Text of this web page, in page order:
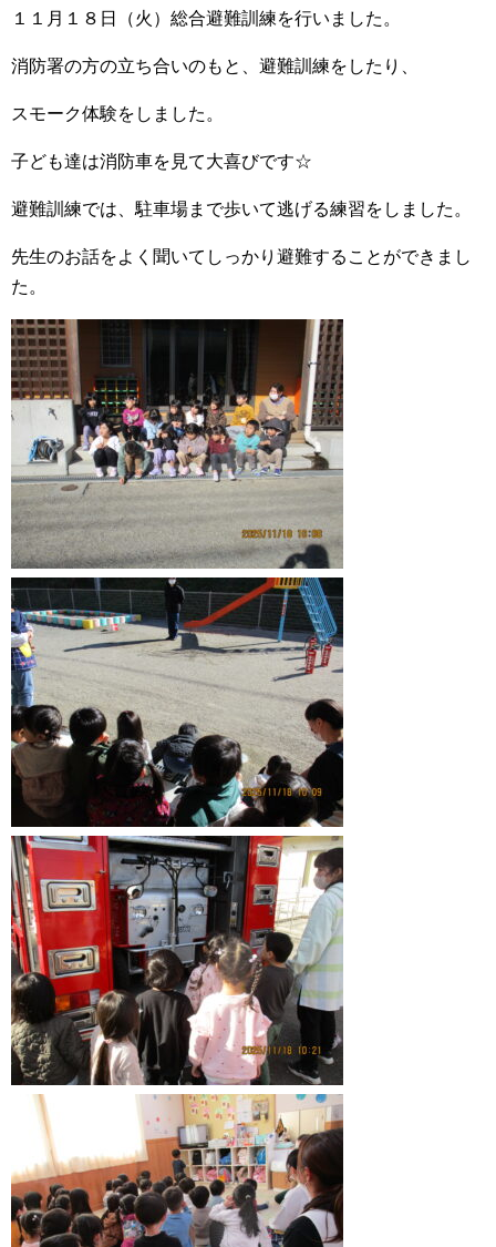
１１月１８日（火）総合避難訓練を行いました。
消防署の方の立ち合いのもと、避難訓練をしたり、
スモーク体験をしました。
子ども達は消防車を見て大喜びです☆
避難訓練では、駐車場まで歩いて逃げる練習をしました。
先生のお話をよく聞いてしっかり避難することができまし
た。